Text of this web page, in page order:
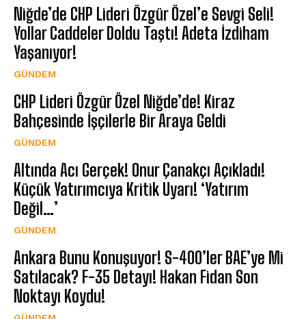
Niğde’de CHP Lideri Özgür Özel’e Sevgi Seli!
Yollar Caddeler Doldu Taştı! Adeta İzdiham
Yaşanıyor!
GÜNDEM
CHP Lideri Özgür Özel Niğde’de! Kiraz
Bahçesinde İşçilerle Bir Araya Geldi
GÜNDEM
Altında Acı Gerçek! Onur Çanakçı Açıkladı!
Küçük Yatırımcıya Kritik Uyarı! ‘Yatırım
Değil…’
GÜNDEM
Ankara Bunu Konuşuyor! S-400’ler BAE’ye Mi
Satılacak? F-35 Detayı! Hakan Fidan Son
Noktayı Koydu!